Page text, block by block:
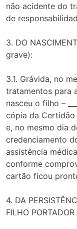
não acidente do
de
3. DO
grave):
3.1. Grávida, no
tratamentos para
nasceu o filho –
cópia da Certidão
e, no mesmo dia
credenciamento
assistência
conforme
cartão ficou
4. DA
FILHO